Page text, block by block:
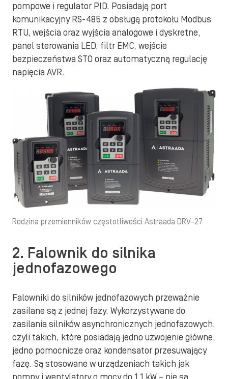
pompowe i regulator PID. Posiadają port
komunikacyjny RS-485 z obsługą protokołu Modbus
RTU, wejścia oraz wyjścia analogowe i dyskretne,
panel sterowania LED, filtr EMC, wejście
bezpieczeństwa STO oraz automatyczną regulację
napięcia AVR.
Rodzina przemienników częstotliwości Astraada DRV-27
2. Falownik do silnika
jednofazowego
Falowniki do silników jednofazowych przeważnie
zasilane są z jednej fazy. Wykorzystywane do
zasilania silników asynchronicznych jednofazowych,
czyli takich, które posiadają jedno uzwojenie główne,
jedno pomocnicze oraz kondensator przesuwający
fazę. Są stosowane w urządzeniach takich jak